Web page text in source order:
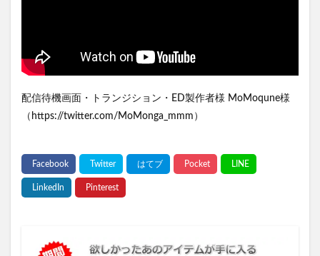
配信待機画面・トランジション・ED製作者様 MoMoqune様
（https://twitter.com/MoMonga_mmm）